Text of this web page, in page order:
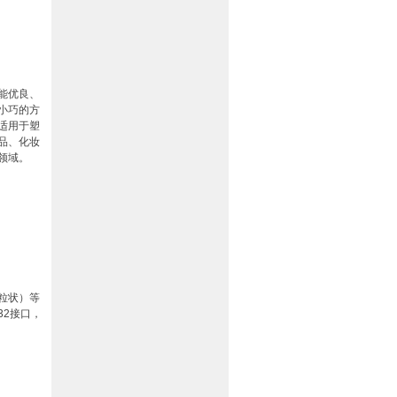
优良、
巧的方
用于塑
、化妆
域。
状）等
接口，